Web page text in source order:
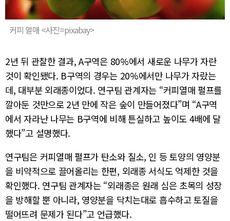
커피 열매 <사진=pixabay>
2년 뒤 관찰한 결과, A구역은 80%에서 새로운 나무가 자란
것이 확인됐다. B구역의 경우는 20%에서만 나무가 자랐는
데, 대부분 외래종이었다. 연구팀 관계자는 “커피열매 펄프를
깔아둔 것만으로 2년 만에 작은 숲이 만들어졌다”며 “A구역
에서 자라난 나무는 B구역에 비해 튼실하고 높이도 4배에 달
했다”고 설명했다.
연구팀은 커피열매 펄프가 탄소와 질소, 인 등 토양의 영양분
을 비약적으로 끌어올리는 한편, 외래종 서식도 억제한 것을
확인했다. 연구팀 관계자는 “외래종은 원래 심은 초목의 성장
을 방해할 뿐 아니라, 영양분을 닥치는대로 흡수하고 토질을
떨어뜨려 문제가 된다”고 언급했다.